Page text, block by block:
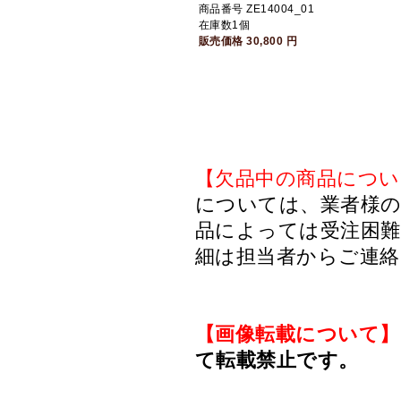
商品番号 ZE14004_01
在庫数1個
販売価格30,800 円
【欠品中の商品につ
については、業者様
品によっては受注困
細は担当者からご連
【画像転載について】
て転載禁止です。